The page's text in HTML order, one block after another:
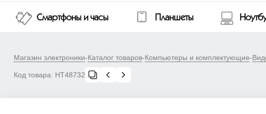
Смартфоны и часы Планшеты
Магазин электроники-Каталог товаров-Компьютеры и комплектующие-
Код товара: НТ48732